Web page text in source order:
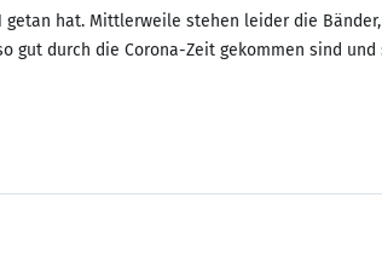
hat. Mittlerweile stehen leider die
gut durch die Corona-Zeit gekommen sind und